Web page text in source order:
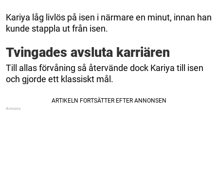
Kariya låg livlös på isen i närmare en minut, innan han
kunde stappla ut från isen.
Tvingades avsluta karriären
Till allas förvåning så återvände dock Kariya till isen
och gjorde ett klassiskt mål.